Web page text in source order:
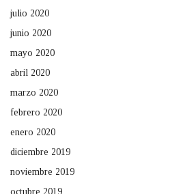
julio 2020
junio 2020
mayo 2020
abril 2020
marzo 2020
febrero 2020
enero 2020
diciembre 2019
noviembre 2019
octubre 2019